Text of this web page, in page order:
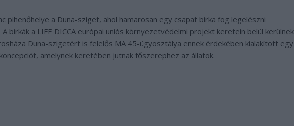
pihenőhelye a Duna-sziget, ahol hamarosan egy csapat birka fog legelészni
A birkák a LIFE DICCA európai uniós környezetvédelmi projekt keretein belül kerülnek
Duna-szigetért is felelős MA 45-ügyosztálya ennek érdekében kialakított egy
amelynek keretében jutnak főszerephez az állatok.